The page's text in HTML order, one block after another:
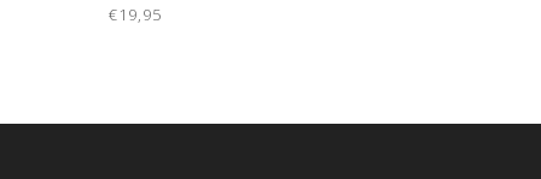
€19,95